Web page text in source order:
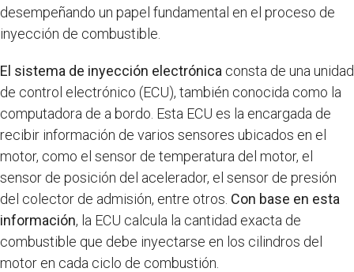
desempeñando un papel fundamental en el proceso de
inyección de combustible.
El sistema de inyección electrónica consta de una unidad
de control electrónico (ECU), también conocida como la
computadora de a bordo. Esta ECU es la encargada de
recibir información de varios sensores ubicados en el
motor, como el sensor de temperatura del motor, el
sensor de posición del acelerador, el sensor de presión
del colector de admisión, entre otros. Con base en esta
información, la ECU calcula la cantidad exacta de
combustible que debe inyectarse en los cilindros del
motor en cada ciclo de combustión.